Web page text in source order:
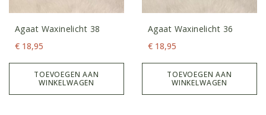
Agaat Waxinelicht 38
€ 18,95
TOEVOEGEN AAN
WINKELWAGEN
Agaat Waxinelicht 36
€ 18,95
TOEVOEGEN AAN
WINKELWAGEN